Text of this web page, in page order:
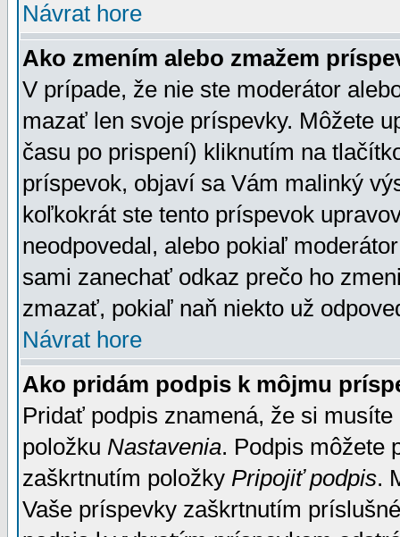
Návrat hore
Ako zmením alebo zmažem
V prípade, že nie ste moderátor
mazať len svoje príspevky. Môžete
času po prispení) kliknutím na
príspevok, objaví sa Vám malinký
koľkokrát ste tento príspevok
neodpovedal, alebo pokiaľ
sami zanechať odkaz prečo ho
zmazať, pokiaľ naň niekto už
Návrat hore
Ako pridám podpis k môjmu
Pridať podpis znamená, že si
položku Nastavenia. Podpis môžete
zaškrtnutím položky Pripojiť podpis.
Vaše príspevky zaškrtnutím